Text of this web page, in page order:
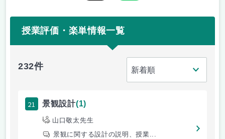
授業評価・楽単情報一覧
232件
21 景観設計(1)
山口敬太先生
景観に関する設計の説明、授業...